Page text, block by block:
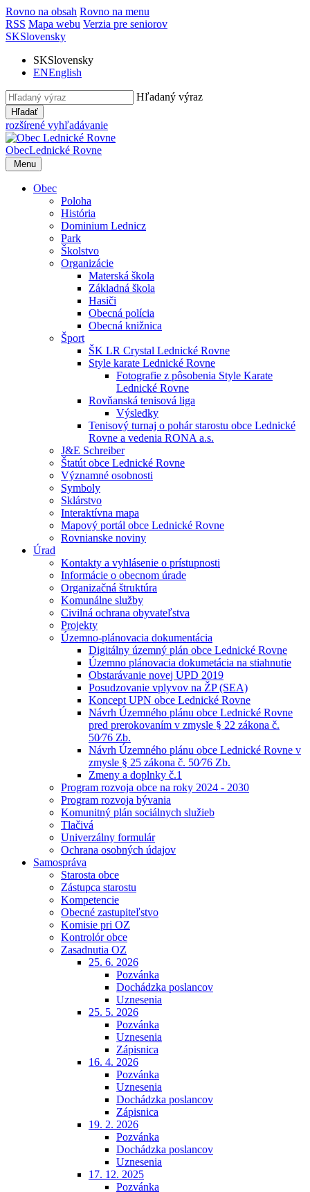
Rovno na obsah Rovno na menu
RSS Mapa webu Verzia pre seniorov
SKSlovensky
SKSlovensky
ENEnglish
Hľadaný výraz
Hľadať
rozšírené vyhľadávanie
ObecLednické Rovne
Menu
Obec
Poloha
História
Dominium Lednicz
Park
Školstvo
Organizácie
Materská škola
Základná škola
Hasiči
Obecná polícia
Obecná knižnica
Šport
ŠK LR Crystal Lednické Rovne
Style karate Lednické Rovne
Fotografie z pôsobenia Style Karate
Lednické Rovne
Rovňanská tenisová liga
Výsledky
Tenisový turnaj o pohár starostu obce Lednické
Rovne a vedenia RONA a.s.
J&E Schreiber
Štatút obce Lednické Rovne
Významné osobnosti
Symboly
Sklárstvo
Interaktívna mapa
Mapový portál obce Lednické Rovne
Rovnianske noviny
Úrad
Kontakty a vyhlásenie o prístupnosti
Informácie o obecnom úrade
Organizačná štruktúra
Komunálne služby
Civilná ochrana obyvateľstva
Projekty
Územno-plánovacia dokumentácia
Digitálny územný plán obce Lednické Rovne
Územno plánovacia dokumetácia na stiahnutie
Obstarávanie novej UPD 2019
Posudzovanie vplyvov na ŽP (SEA)
Koncept UPN obce Lednické Rovne
Návrh Územného plánu obce Lednické Rovne
pred prerokovaním v zmysle § 22 zákona č.
50⁄76 Zb.
Návrh Územného plánu obce Lednické Rovne v
zmysle § 25 zákona č. 50⁄76 Zb.
Zmeny a doplnky č.1
Program rozvoja obce na roky 2024 - 2030
Program rozvoja bývania
Komunitný plán sociálnych služieb
Tlačivá
Univerzálny formulár
Ochrana osobných údajov
Samospráva
Starosta obce
Zástupca starostu
Kompetencie
Obecné zastupiteľstvo
Komisie pri OZ
Kontrolór obce
Zasadnutia OZ
25. 6. 2026
Pozvánka
Dochádzka poslancov
Uznesenia
25. 5. 2026
Pozvánka
Uznesenia
Zápisnica
16. 4. 2026
Pozvánka
Uznesenia
Dochádzka poslancov
Zápisnica
19. 2. 2026
Pozvánka
Dochádzka poslancov
Uznesenia
17. 12. 2025
Pozvánka